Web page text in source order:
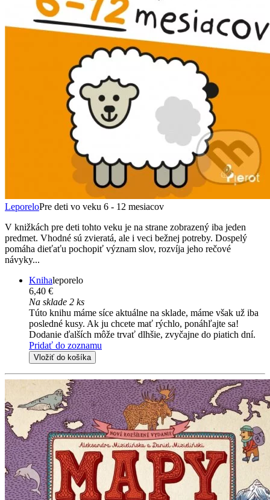
LeporeloPre deti vo veku 6 - 12 mesiacov
V knižkách pre deti tohto veku je na strane zobrazený iba jeden
predmet. Vhodné sú zvieratá, ale i veci bežnej potreby. Dospelý
pomáha dieťaťu pochopiť význam slov, rozvíja jeho rečové
návyky...
Knihaleporelo
6,40 €
Na sklade 2 ks
Túto knihu máme síce aktuálne na sklade, máme však už iba
posledné kusy. Ak ju chcete mať rýchlo, ponáhľajte sa!
Dodanie ďalších môže trvať dlhšie, zvyčajne do piatich dní.
Pridať do zoznamu
Vložiť do košíka